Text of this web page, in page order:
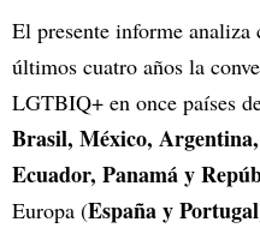
El presente informe analiza
últimos cuatro años la
LGTBIQ+ en once países
Brasil, México,
Ecuador, Panamá y
Europa (España y Portugal